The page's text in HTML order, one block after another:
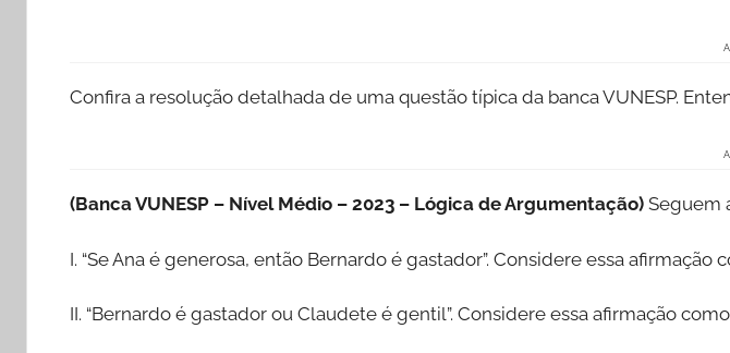
Confira a resolução detalhada de uma questão típica da banca VUNESP.
(Banca VUNESP – Nível Médio – 2023 – Lógica de Argumentação) Seguem
I. “Se Ana é generosa, então Bernardo é gastador”. Considere essa afirmação
II. “Bernardo é gastador ou Claudete é gentil”. Considere essa afirmação como